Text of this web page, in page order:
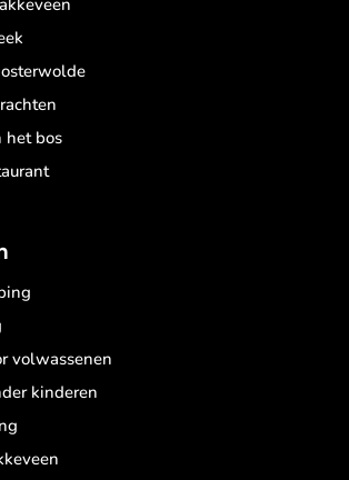
het bos
volwassenen
kinderen